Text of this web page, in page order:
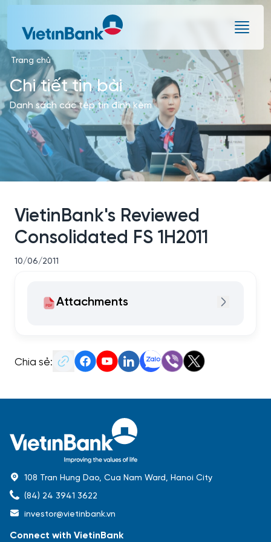
Trang chủ
Chi tiết tin bài
Danh sách các tệp tin đính kèm
VietinBank's Reviewed
Consolidated FS 1H2011
10/06/2011
Attachments
Chia sẻ:
108 Tran Hung Dao, Cua Nam Ward, Hanoi City
(84) 24 3941 3622
investor@vietinbank.vn
Connect with VietinBank